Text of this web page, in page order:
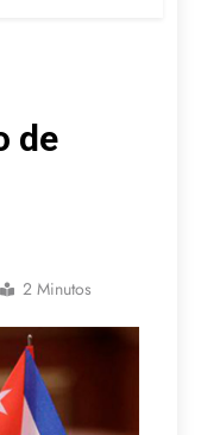
de
2 Minutos